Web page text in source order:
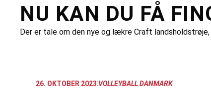
NU KAN DU FÅ
Der er tale om den nye og lækre Craft
26. OKTOBER 2023:VOLLEYBALL DANMARK